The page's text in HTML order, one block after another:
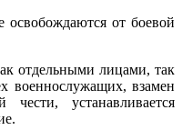
освобождаются от боевой
отдельными лицами, так
военнослужащих, взамен
чести, устанавливается